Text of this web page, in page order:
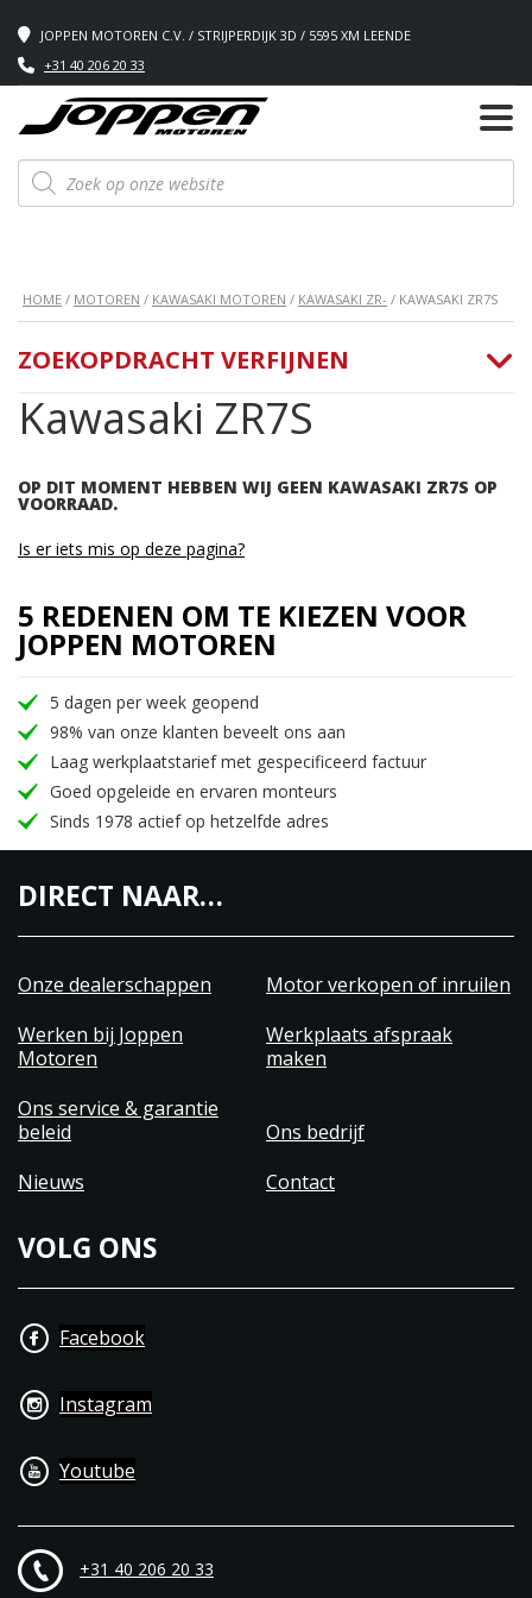
JOPPEN MOTOREN C.V. / STRIJPERDIJK 3D / 5595 XM LEENDE
+31 40 206 20 33
Producten
zoeken
HOME / MOTOREN / KAWASAKI MOTOREN / KAWASAKI ZR- / KAWASAKI ZR7S
Kawasaki ZR7S
OP DIT MOMENT HEBBEN WIJ GEEN KAWASAKI ZR7S OP
VOORRAAD.
ZOEKOPDRACHT VERFIJNEN
Is er iets mis op deze pagina?
5 REDENEN OM TE KIEZEN VOOR
JOPPEN MOTOREN
5 dagen per week geopend
98% van onze klanten beveelt ons aan
Laag werkplaatstarief met gespecificeerd factuur
Goed opgeleide en ervaren monteurs
Sinds 1978 actief op hetzelfde adres
DIRECT NAAR…
Onze dealerschappen
Motor verkopen of inruilen
Werken bij Joppen
Motoren
Werkplaats afspraak
maken
Ons service & garantie
beleid
Ons bedrijf
Nieuws
Contact
VOLG ONS
Facebook
Instagram
Youtube
+31 40 206 20 33